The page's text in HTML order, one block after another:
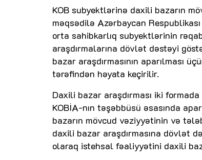
KOB subyektlərinə daxili bazarın
məqsədilə Azərbaycan
orta sahibkarlıq subyektlərinin
araşdırmalarına dövlət dəstəyi
bazar araşdırmasının aparılması
tərəfindən həyata keçirilir.
Daxili bazar araşdırması iki
KOBİA-nın təşəbbüsü əsasında
bazarın mövcud vəziyyətinin və
daxili bazar araşdırmasına dövlət
olaraq istehsal fəaliyyətini daxili